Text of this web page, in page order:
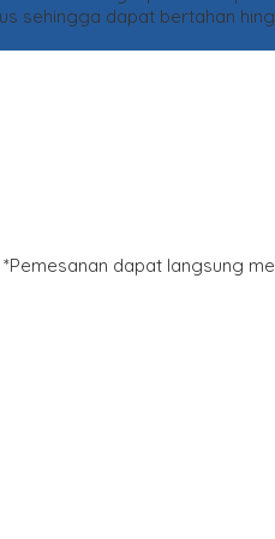
sehingga dapat bertahan
*Pemesanan dapat langsung